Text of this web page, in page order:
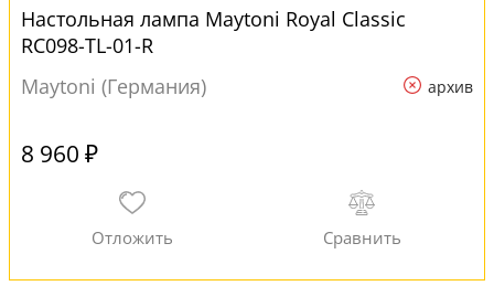
Настольная лампа Maytoni Royal Classic
RC098-TL-01-R
Maytoni (Германия)
архив
8 960 ₽